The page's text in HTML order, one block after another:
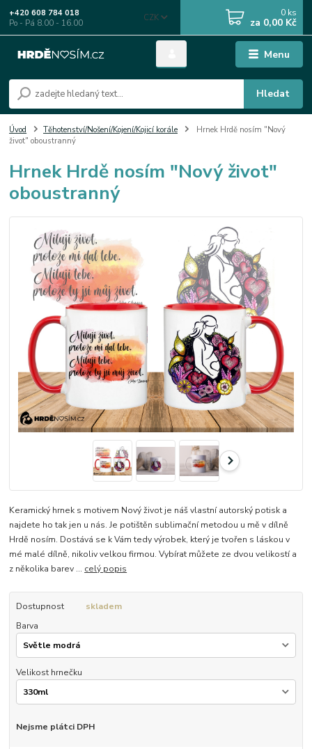
Menu
CZK
Hledat
+420 608 784 018
Po - Pá 8.00 - 16.00
0 ks
za 0,00 Kč
Úvod Těhotenství/Nošení/Kojení/Kojicí korále
Hrnek Hrdě nosím "Nový
život" oboustranný
Hrnek Hrdě nosím "Nový život"
oboustranný
Keramický hrnek s motivem Nový život je náš vlastní autorský potisk a
najdete ho tak jen u nás. Je potištěn sublimační metodou u mě v dílně
Hrdě nosím. Dostává se k Vám tedy výrobek, který je tvořen s láskou v
mé malé dílně, nikoliv velkou firmou. Vybírat můžete ze dvou velikostí a
z několika barev ... celý popis
Dostupnost
skladem
Barva
Velikost hrnečku
Nejsme plátci DPH